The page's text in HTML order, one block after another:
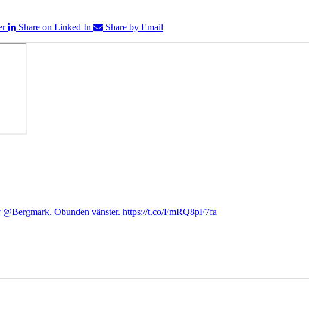
Share on Linked In Share by Email
Obunden vänster. https://t.co/FmRQ8pF7fa